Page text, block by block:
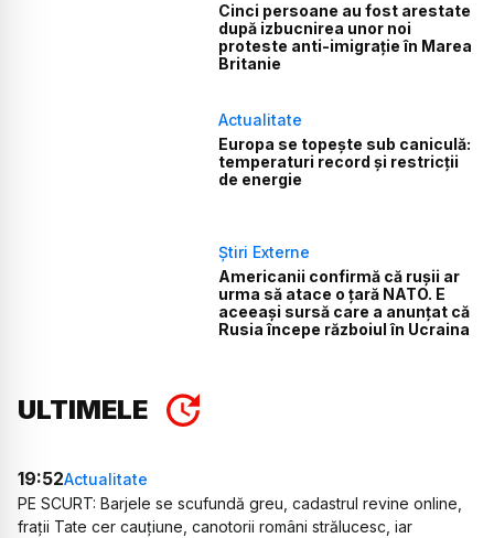
Cinci persoane au fost arestate
după izbucnirea unor noi
proteste anti-imigrație în Marea
Britanie
Actualitate
Europa se topește sub caniculă:
temperaturi record și restricții
de energie
Știri Externe
Americanii confirmă că rușii ar
urma să atace o țară NATO. E
aceeași sursă care a anunțat că
Rusia începe războiul în Ucraina
ULTIMELE
19:52Actualitate
PE SCURT: Barjele se scufundă greu, cadastrul revine online,
frații Tate cer cauțiune, canotorii români strălucesc, iar